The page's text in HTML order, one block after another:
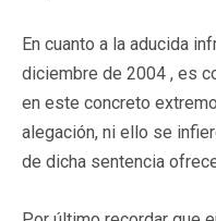
En cuanto a la aducida
diciembre de 2004 , es
en este concreto
alegación, ni ello se
de dicha sentencia